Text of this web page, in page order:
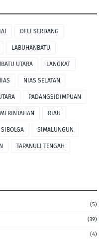
DELI SERDANG
LABUHANBATU
UTARA LANGKAT
NIAS SELATAN
PADANGSIDIMPUAN
RIAU
SIBOLGA SIMALUNGUN
TAPANULI TENGAH
(5)
(39)
(4)